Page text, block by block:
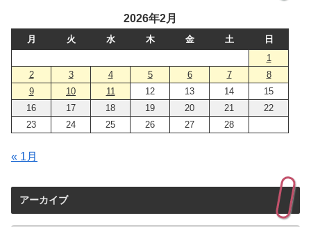
2026年2月
月 火 水 木 金 土
日
1
2
3 4 5 6 7
8
9
10 11 12 13 14
15
16
17 18 19 20 21
22
23
24 25 26 27 28
« 1月
アーカイブ